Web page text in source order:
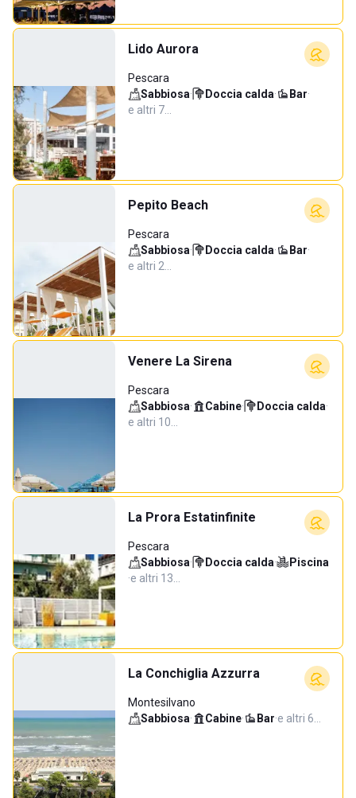
Lido Aurora
Pescara
Sabbiosa· Doccia calda· Bar·
e altri 7…
Pepito Beach
Pescara
Sabbiosa· Doccia calda· Bar·
e altri 2…
Venere La Sirena
Pescara
Sabbiosa· Cabine· Doccia calda·
e altri 10…
La Prora Estatinfinite
Pescara
Sabbiosa· Doccia calda·
Piscina
·e altri 13…
La Conchiglia Azzurra
Montesilvano
Sabbiosa· Cabine· Bar·e altri 6…